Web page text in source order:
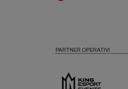
PARTNER OPERATIVI